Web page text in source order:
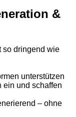
&
so dringend wie
unterstützen
ein und schaffen
– ohne